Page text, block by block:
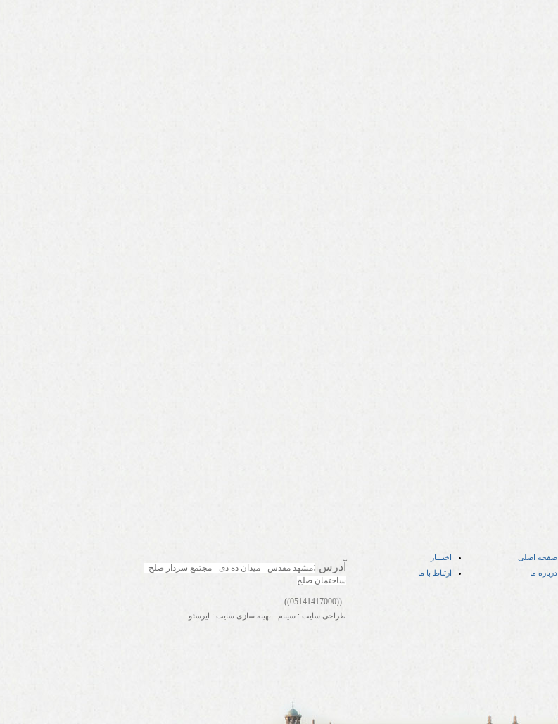
صفحه اصلی
اخبـــار
درباره ما
ارتباط با ما آدرس :
ساختمان صلح
((05141417000))
طراحی سایت : سینام - بهینه سازی سایت : ایرسئو